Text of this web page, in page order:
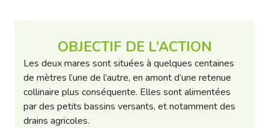
OBJECTIF DE L’ACTION
Les deux mares sont situées à quelques centaines
de mètres l’une de l’autre, en amont d’une retenue
collinaire plus conséquente. Elles sont alimentées
par des petits bassins versants, et notamment des
drains agricoles.